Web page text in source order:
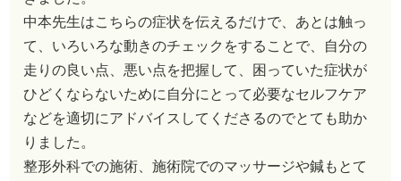
中本先生はこちらの症状を伝えるだけで、あとは触っ
て、いろいろな動きのチェックをすることで、自分の
走りの良い点、悪い点を把握して、困っていた症状が
ひどくならないために自分にとって必要なセルフケア
などを適切にアドバイスしてくださるのでとても助か
りました。
整形外科での施術、施術院でのマッサージや鍼もとて